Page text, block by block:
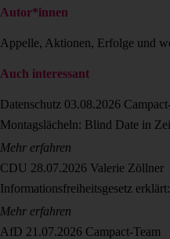
Autor*innen
Appelle, Aktionen, Erfolge und
Auch interessant
Datenschutz 03.08.2026
Montagslächeln: Blind Date in
Mehr erfahren
CDU 28.07.2026 Valerie Zöllner
Informationsfreiheitsgesetz
Mehr erfahren
AfD 21.07.2026 Campact-Team